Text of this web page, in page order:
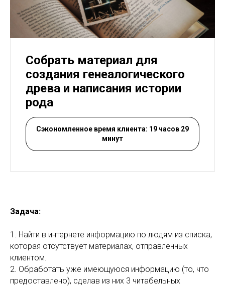
Собрать материал для
создания генеалогического
древа и написания истории
рода
Сэкономленное время клиента: 19 часов 29
минут
Задача:
1. Найти в интернете информацию по людям из списка,
которая отсутствует материалах, отправленных
клиентом.
2. Обработать уже имеющуюся информацию (то, что
предоставлено), сделав из них 3 читабельных